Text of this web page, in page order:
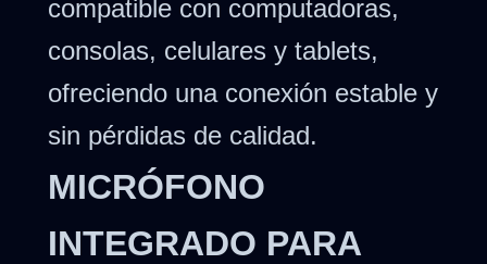
compatible con computadoras,
consolas, celulares y tablets,
ofreciendo una conexión estable y
sin pérdidas de calidad.
MICRÓFONO
INTEGRADO PARA